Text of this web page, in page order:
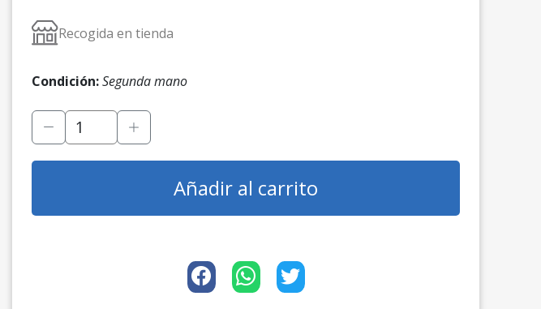
Recogida en tienda
Condición:Segunda mano
Añadir al carrito